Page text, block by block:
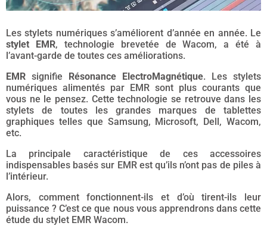
Les stylets numériques s’améliorent d’année en année. Le
stylet EMR, technologie brevetée de Wacom, a été à
l’avant-garde de toutes ces améliorations.
EMR signifie Résonance ElectroMagnétique. Les stylets
numériques alimentés par EMR sont plus courants que
vous ne le pensez. Cette technologie se retrouve dans les
stylets de toutes les grandes marques de tablettes
graphiques telles que Samsung, Microsoft, Dell, Wacom,
etc.
La principale caractéristique de ces accessoires
indispensables basés sur EMR est qu’ils n’ont pas de piles à
l’intérieur.
Alors, comment fonctionnent-ils et d’où tirent-ils leur
puissance ? C’est ce que nous vous apprendrons dans cette
étude du stylet EMR Wacom.